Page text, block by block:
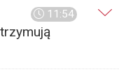
11:54